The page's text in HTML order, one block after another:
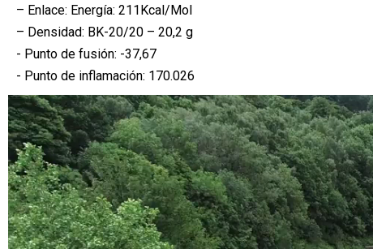
– Enlace: Energía: 211Kcal/Mol
– Densidad: BK-20/20 – 20,2 g
- Punto de fusión: -37,67
- Punto de inflamación: 170.026